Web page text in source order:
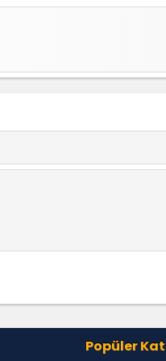
helal olsun oyun dediğim
Popüler